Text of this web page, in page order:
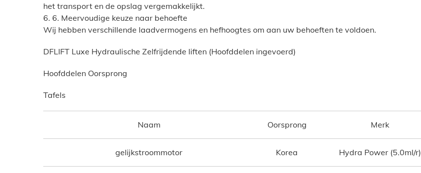
het transport en de opslag vergemakkelijkt.
6. 6. Meervoudige keuze naar behoefte
Wij hebben verschillende laadvermogens en hefhoogtes om aan uw behoeften te voldoen.
DFLIFT Luxe Hydraulische Zelfrijdende liften (Hoofddelen ingevoerd)
Hoofddelen Oorsprong
Tafels
Naam Oorsprong Merk
gelijkstroommotor Korea Hydra Power (5.0ml/r)